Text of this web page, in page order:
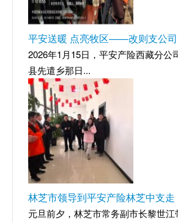
平安送暖 点亮牧区——改则支公司
2026年1月15日，平安产险西藏分公
县先遣乡那日...
林芝市领导到平安产险林芝中支走
元旦前夕，林芝市常务副市长黎世